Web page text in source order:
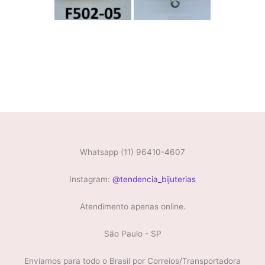
Whatsapp (11) 96410-4607
Instagram: @tendencia_bijuterias
Atendimento apenas online.
São Paulo - SP
Enviamos para todo o Brasil por Correios/Transportadora